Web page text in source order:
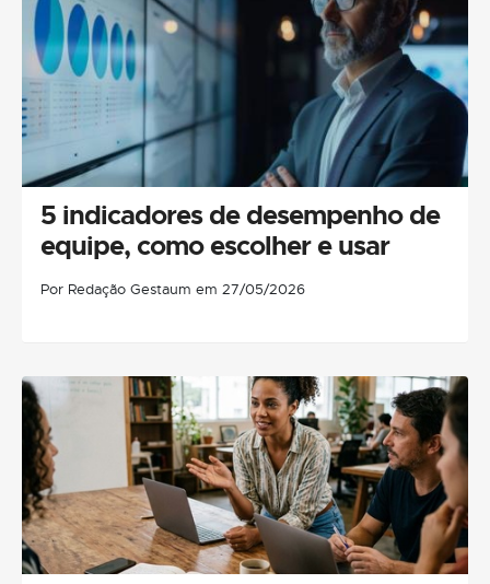
5 indicadores de desempenho de
equipe, como escolher e usar
Por Redação Gestaum em 27/05/2026